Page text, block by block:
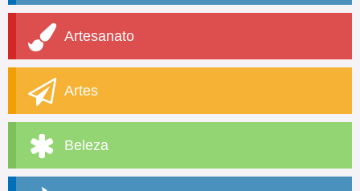
Artesanato
Artes
Beleza